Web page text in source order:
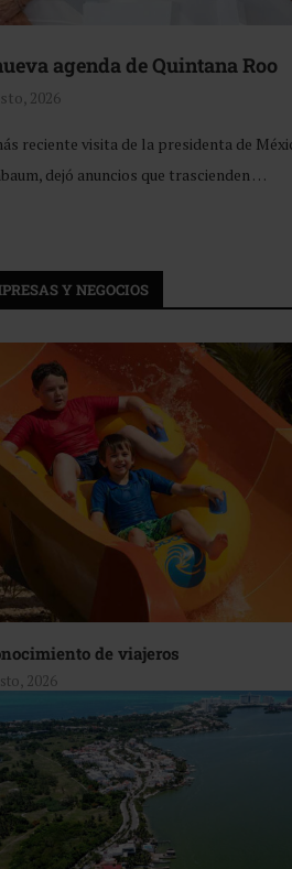
agenda de Quintana Roo
2026
reciente visita de la presidenta de
dejó anuncios que trascienden …
Y NEGOCIOS
de viajeros
2026